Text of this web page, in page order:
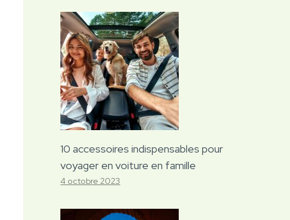
10 accessoires indispensables pour
voyager en voiture en famille
4 octobre 2023